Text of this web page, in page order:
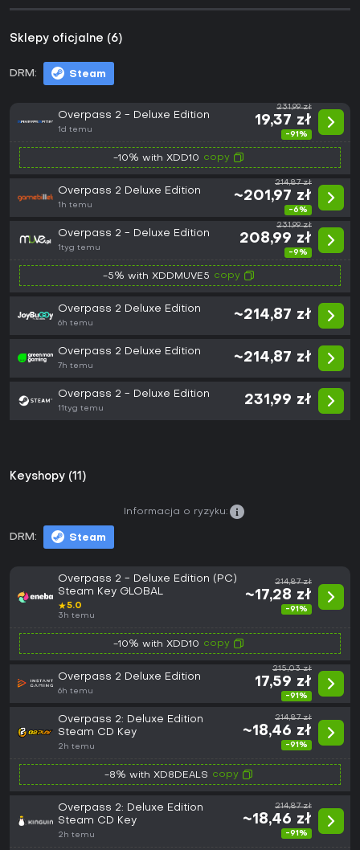
Sklepy oficjalne (6)
DRM: Steam
Overpass 2 - Deluxe Edition
1d temu
231,99 zł
19,37 zł
-91%
-10% with XDD10 copy
Overpass 2 Deluxe Edition
1h temu
214,87 zł
~201,97 zł
-6%
Overpass 2 - Deluxe Edition
1tyg temu
231,99 zł
208,99 zł
-9%
-5% with XDDMUVE5 copy
Overpass 2 Deluxe Edition
6h temu
~214,87 zł
Overpass 2 Deluxe Edition
7h temu
~214,87 zł
Overpass 2 - Deluxe Edition
11tyg temu
231,99 zł
Keyshopy (11)
DRM: Steam
Informacja o ryzyku:
Overpass 2 - Deluxe Edition (PC)
Steam Key GLOBAL
★5.0
3h temu
214,87 zł
~17,28 zł
-91%
-10% with XDD10 copy
Overpass 2 Deluxe Edition
6h temu
215,03 zł
17,59 zł
-91%
Overpass 2: Deluxe Edition
Steam CD Key
2h temu
214,87 zł
~18,46 zł
-91%
-8% with XD8DEALS copy
Overpass 2: Deluxe Edition
Steam CD Key
2h temu
214,87 zł
~18,46 zł
-91%